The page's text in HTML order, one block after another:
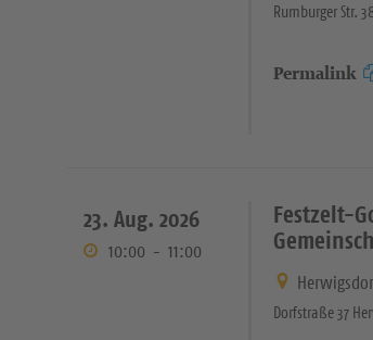
Rumburger Str.
Permalink
23. Aug. 2026
10:00 - 11:00
Festzelt-
Dorfstraße 37